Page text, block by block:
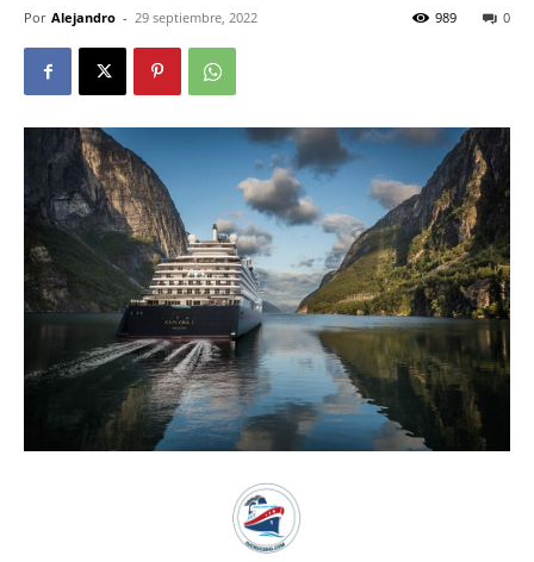
Por Alejandro - 29 septiembre, 2022 0
989